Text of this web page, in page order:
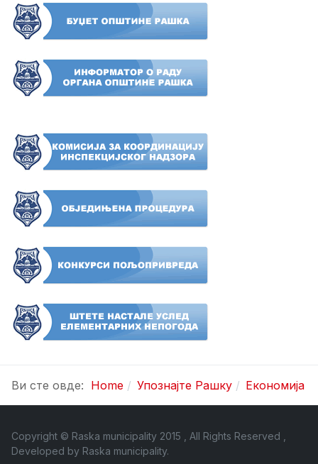
Ви сте овде: Home Упознајте Рашку Економија
Copyright © Raska municipality 2015 , All Rights Reserved ,
Developed by Raska municipality.